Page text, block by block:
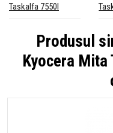
Taskalfa 7550I
Produsul
Kyocera Mita